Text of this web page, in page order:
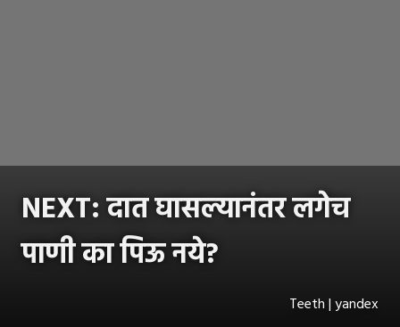
NEXT: दात घासल्यानंतर लगेच
पाणी का पिऊ नये?
Teeth | yandex